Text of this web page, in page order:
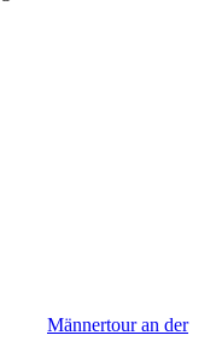
Männertour an der